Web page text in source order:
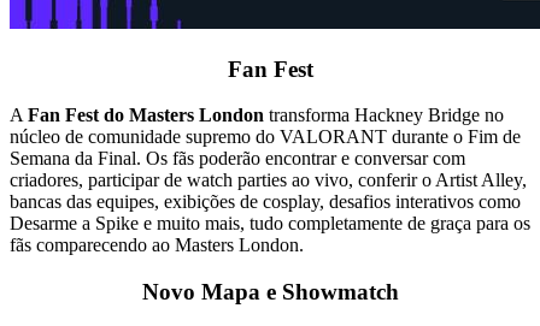
Fan Fest
A Fan Fest do Masters London transforma Hackney Bridge no
núcleo de comunidade supremo do VALORANT durante o Fim de
Semana da Final. Os fãs poderão encontrar e conversar com
criadores, participar de watch parties ao vivo, conferir o Artist Alley,
bancas das equipes, exibições de cosplay, desafios interativos como
Desarme a Spike e muito mais, tudo completamente de graça para os
fãs comparecendo ao Masters London.
Novo Mapa e Showmatch